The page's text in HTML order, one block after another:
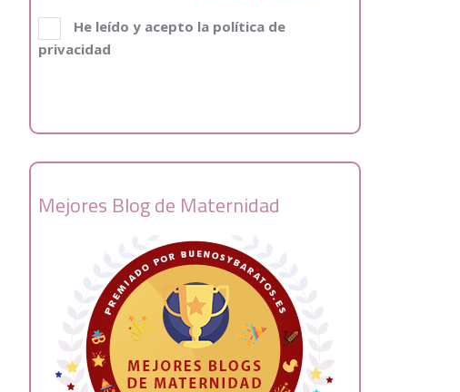
He leído y acepto la política de
privacidad
Mejores Blog de Maternidad